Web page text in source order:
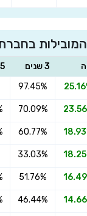
3 שנים 5 שנים
97.45%
70.09%
60.77%
33.03%
51.76%
46.44%
פנסיה מקיפה
מיום 1.1.2018